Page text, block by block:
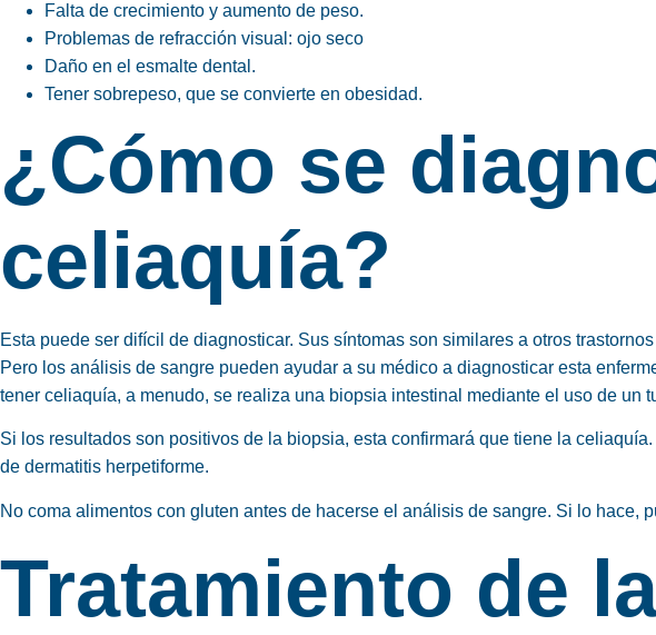
Falta de crecimiento y aumento de peso.
Problemas de refracción visual: ojo seco
Daño en el esmalte dental.
Tener sobrepeso, que se convierte en obesidad.
¿Cómo se
celiaquía?
Esta puede ser difícil de diagnosticar. Sus síntomas son similares a otros
Pero los análisis de sangre pueden ayudar a su médico a diagnosticar esta
tener celiaquía, a menudo, se realiza una biopsia intestinal mediante el uso de un
Si los resultados son positivos de la biopsia, esta confirmará que tiene la
de dermatitis herpetiforme.
No coma alimentos con gluten antes de hacerse el análisis de sangre. Si lo hace,
Tratamiento de